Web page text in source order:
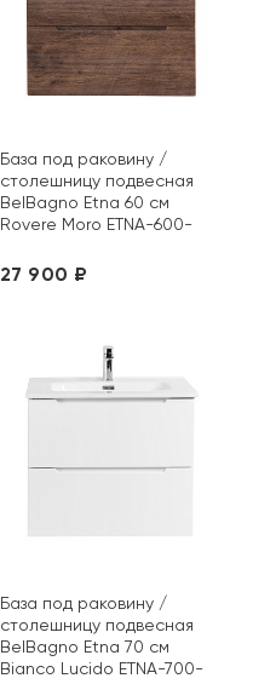
База под раковину /
столешницу подвесная
BelBagno Etna 60 см
Rovere Moro ETNA-600-
27 900 ₽
База под раковину /
столешницу подвесная
BelBagno Etna 70 см
Bianco Lucido ETNA-700-